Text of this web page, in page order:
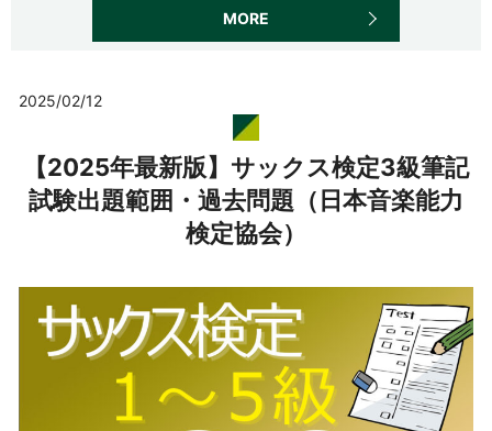
MORE
2025/02/12
【2025年最新版】サックス検定3級筆記
試験出題範囲・過去問題（日本音楽能力
検定協会）